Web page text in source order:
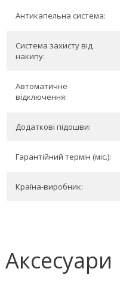
Антикапельна система:
Система захисту від
накипу:
Автоматичне
відключення:
Додаткові підошви:
Гарантійний термін (міс.):
Країна-виробник:
Аксесуари